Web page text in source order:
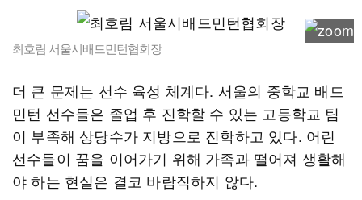
최호림 서울시배드민턴협회장
더 큰 문제는 선수 육성 체계다. 서울의 중학교 배드
민턴 선수들은 졸업 후 진학할 수 있는 고등학교 팀
이 부족해 상당수가 지방으로 진학하고 있다. 어린
선수들이 꿈을 이어가기 위해 가족과 떨어져 생활해
야 하는 현실은 결코 바람직하지 않다.